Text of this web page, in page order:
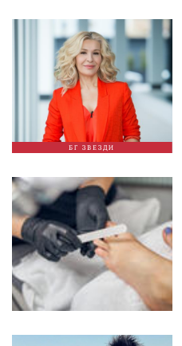
БГ ЗВЕЗДИ